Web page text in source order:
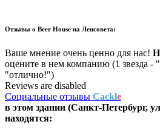
Отзывы о Beer House на Ленсовета:
Ваше мнение очень ценно для нас!
оцените в нем компанию (1 звезда -
"отлично!")
Reviews are disabled
Социальные отзывы Cackle
в этом здании (Санкт-Петербург,
находятся: